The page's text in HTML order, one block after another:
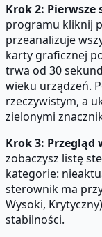
Krok 2:
programu kliknij
przeanalizuje
karty graficznej
trwa od 30
wieku urządzeń.
rzeczywistym, a
zielonymi
Krok 3: Przegląd
zobaczysz listę
kategorie:
sterownik ma
Wysoki,
stabilności.